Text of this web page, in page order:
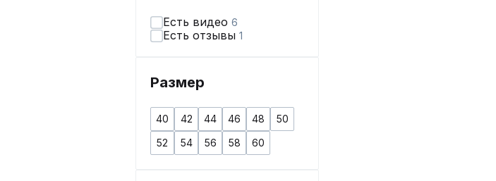
Есть видео 6
Есть отзывы 1
Размер
40 42 44 46 48
50
52
54 56 58 60